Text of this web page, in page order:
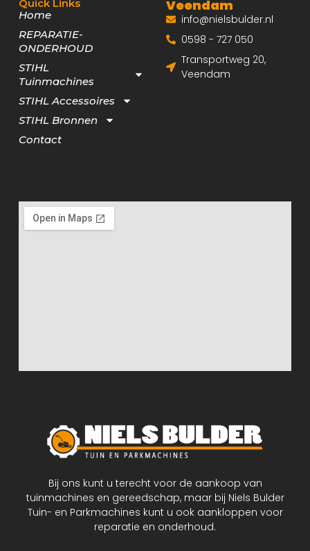
Bij ons kunt u terecht voor de aankoop van
tuinmachines en gereedschap, maar bij Niels Bulder
Tuin- en Parkmachines kunt u ook aankloppen voor
reparatie en onderhoud.
Quick Links
Home
REPARATIE-
ONDERHOUD
STIHL
Tuinmachines
STIHL Accessoires
STIHL Bronnen
Contact
Veendam
info@nielsbulder.nl
0598 - 727 050
Transportweg 20,
Veendam